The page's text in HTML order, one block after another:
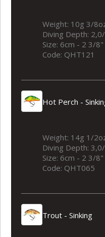
Weight: 10g 3/
Diving Depth:
Size: 6cm - 2 3/8"
Code: QHT121
Hot Perch -
Weight: 14g 1/
Diving Depth:
Size: 6cm - 2 3/8"
Code: QHT065
Trout - Sinking